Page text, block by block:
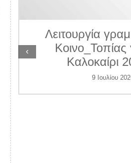
Λειτουργία
Κοινο_Τοπίας
Καλοκαίρι
9 Ιουλίου
‹